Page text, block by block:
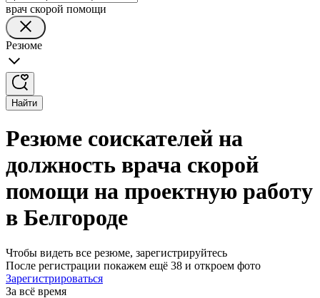
врач скорой помощи
Резюме
Найти
Резюме соискателей на
должность врача скорой
помощи на проектную работу
в Белгороде
Чтобы видеть все резюме, зарегистрируйтесь
После регистрации покажем ещё 38 и откроем фото
Зарегистрироваться
За всё время